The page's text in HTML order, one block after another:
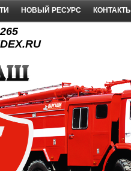
НОВЫЙ РЕСУРС КОНТАКТЫ